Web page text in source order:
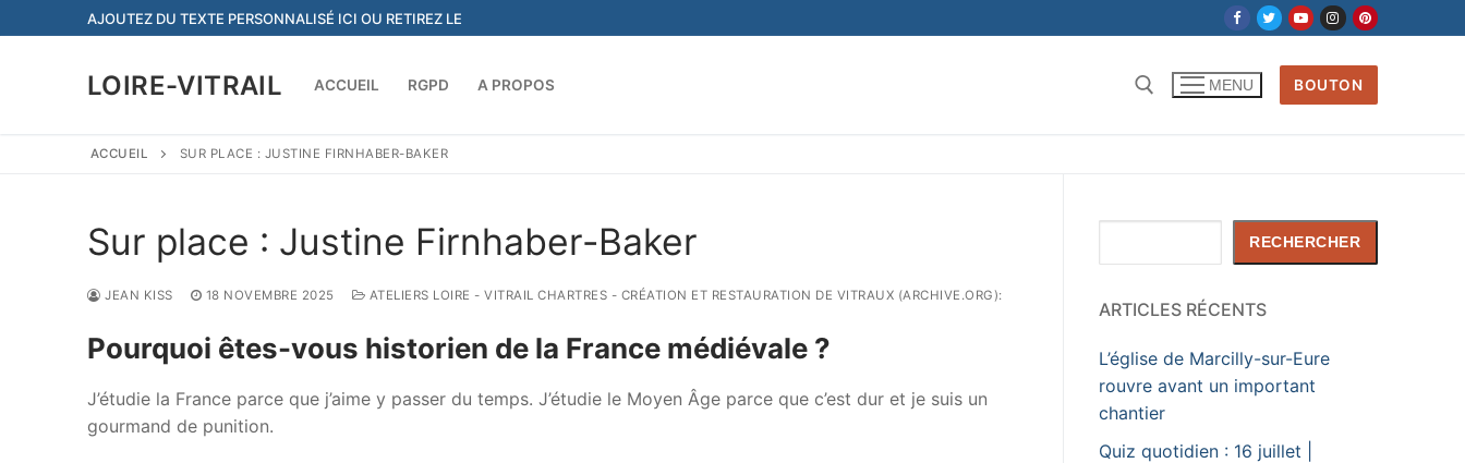
au
AJOUTEZ DU TEXTE PERSONNALISÉ ICI OU RETIREZ LE
LOIRE-VITRAIL ACCUEIL RGPD A PROPOS MENU BOUTON
ACCUEIL SUR PLACE : JUSTINE FIRNHABER-BAKER
Sur place : Justine Firnhaber-Baker
JEAN KISS 18 NOVEMBRE 2025 ATELIERS LOIRE - VITRAIL CHARTRES - CRÉATION ET RESTAURATION DE VITRAUX (ARCHIVE.ORG):
Pourquoi êtes-vous historien de la France médiévale ?
J’étudie la France parce que j’aime y passer du temps. J’étudie le Moyen Âge parce que c’est dur et je suis un
gourmand de punition.
RECHERCHER
ARTICLES RÉCENTS
L’église de Marcilly-sur-Eure
rouvre avant un important
chantier
Quiz quotidien : 16 juillet |